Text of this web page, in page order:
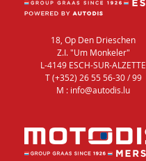
18, Op Den Drieschen
Z.I. "Um Monkeler"
L-4149 ESCH-SUR-ALZETTE
T (+352) 26 55 56-30 / 99
M : info@autodis.lu